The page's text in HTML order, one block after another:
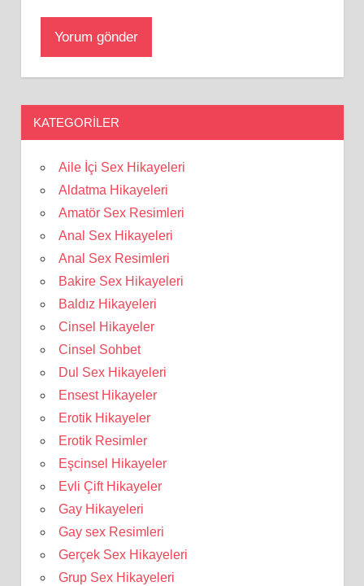
KATEGORILER
Aile İçi Sex Hikayeleri
Aldatma Hikayeleri
Amatör Sex Resimleri
Anal Sex Hikayeleri
Anal Sex Resimleri
Bakire Sex Hikayeleri
Baldız Hikayeleri
Cinsel Hikayeler
Cinsel Sohbet
Dul Sex Hikayeleri
Ensest Hikayeler
Erotik Hikayeler
Erotik Resimler
Eşcinsel Hikayeler
Evli Çift Hikayeler
Gay Hikayeleri
Gay sex Resimleri
Gerçek Sex Hikayeleri
Grup Sex Hikayeleri